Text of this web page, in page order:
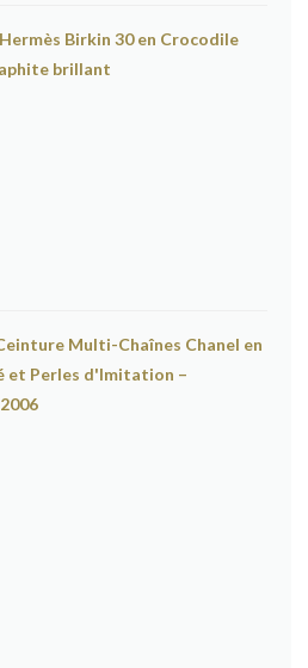
Birkin 30 en Crocodile
brillant
Multi-Chaînes Chanel en
et Perles d'Imitation –